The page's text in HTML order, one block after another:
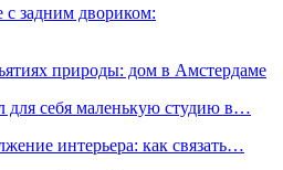
с задним двориком:
природы: дом в Амстердаме
для себя маленькую студию в…
интерьера: как связать…